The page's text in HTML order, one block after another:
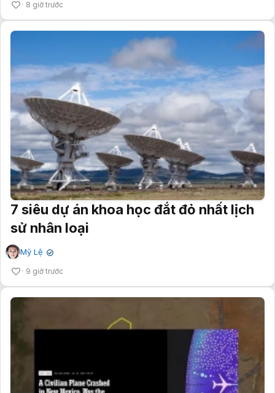
8 giờ trước
7 siêu dự án khoa học đắt đỏ nhất lịch
sử nhân loại
Mỹ Lệ ✔
9 giờ trước